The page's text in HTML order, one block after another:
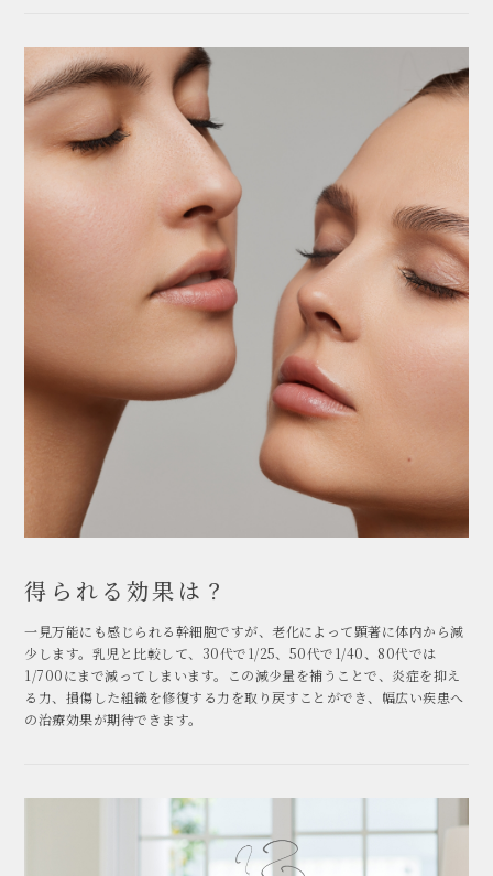
得られる効果は？
一見万能にも感じられる幹細胞ですが、老化によって顕著に体内から減
少します。乳児と比較して、30代で1/25、50代で1/40、80代では
1/700にまで減ってしまいます。この減少量を補うことで、炎症を抑え
る力、損傷した組織を修復する力を取り戻すことができ、幅広い疾患へ
の治療効果が期待できます。